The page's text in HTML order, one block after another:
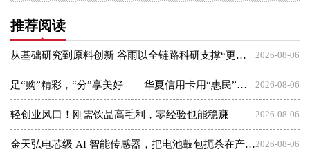
推荐阅读
2026-08-06
从基础研究到原料创新 谷雨以全链路科研支撑“更适合中国人”理念
2026-08-06
足“购”精彩，“分”享美好——华夏信用卡用“惠民”点亮夏日消费
2026-08-06
轻创业风口！刚需饮品高毛利，零经验也能稳赚
2026-08-06
金天弘电芯级 AI 智能传感器，把电池鼓包扼杀在产气之初